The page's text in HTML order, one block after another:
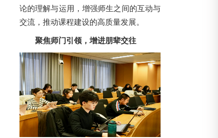
论的理解与运用，增强师生之间的互动与
交流，推动课程建设的高质量发展。
聚焦师门引领，增进朋辈交往